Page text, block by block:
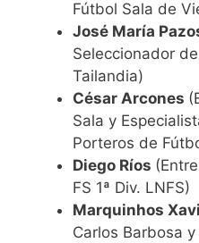
Fútbol Sala de
José María
Seleccionador
Tailandia)
César Arcones
Sala y
Porteros de
Diego Ríos
FS 1ª Div. LNFS)
Marquinhos
Carlos Barbosa